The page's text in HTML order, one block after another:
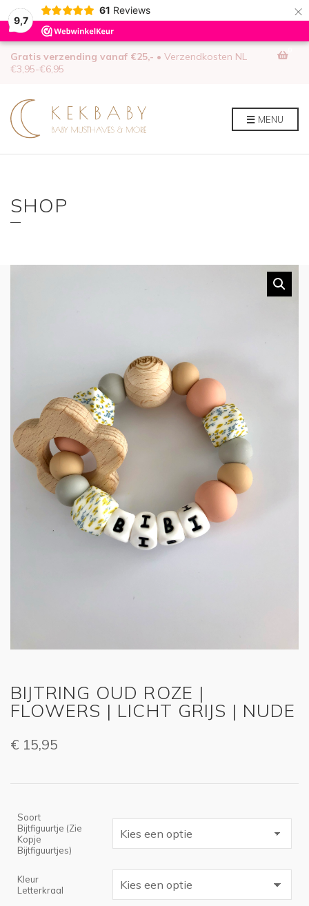
9,7
61 Reviews ×
Gratis verzending vanaf €25,- • Verzendkosten NL
€3,95-€6,95
MENU
SHOP
BIJTRING OUD ROZE |
FLOWERS | LICHT GRIJS | NUDE
€ 15,95
Soort
Bijtfiguurtje (zie
Kopje
Bijtfiguurtjes)
Kleur
Letterkraal